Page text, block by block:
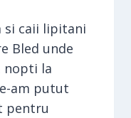
si caii lipitani
Bled unde
nopti la
am putut
pentru